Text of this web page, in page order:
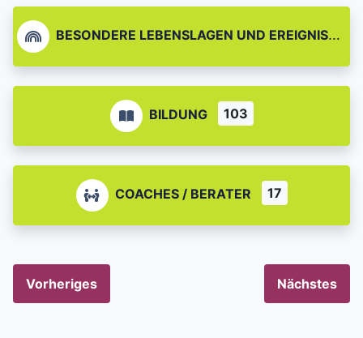
BESONDERE LEBENSLAGEN UND EREIGNISSE
BILDUNG 103
COACHES / BERATER 17
Vorheriges Nächstes